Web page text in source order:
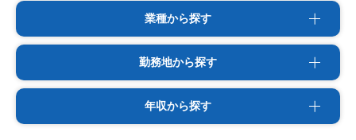
業種から探す
勤務地から探す
年収から探す